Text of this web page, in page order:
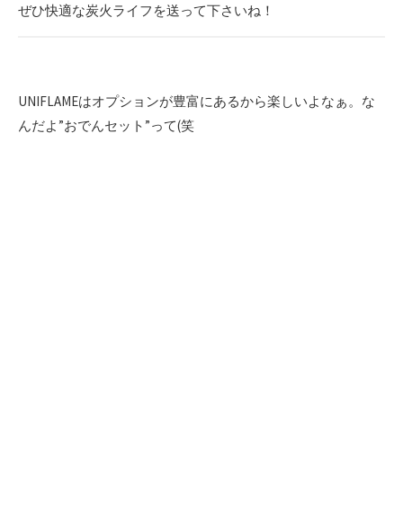
ぜひ快適な炭火ライフを送って下さいね！
UNIFLAMEはオプションが豊富にあるから楽しいよなぁ。な
んだよ”おでんセット”って(笑